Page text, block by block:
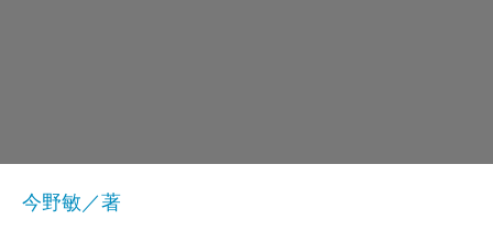
今野敏／著